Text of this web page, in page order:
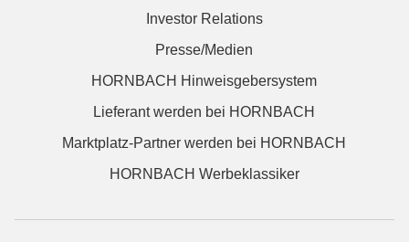
Investor Relations
Presse/Medien
HORNBACH Hinweisgebersystem
Lieferant werden bei HORNBACH
Marktplatz-Partner werden bei HORNBACH
HORNBACH Werbeklassiker